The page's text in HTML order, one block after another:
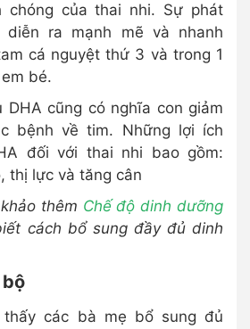
chóng của thai nhi. Sự phát
ra mạnh mẽ và nhanh
cá nguyệt thứ 3 và trong 1
bé.
DHA cũng có nghĩa con giảm
bệnh về tim. Những lợi ích
đối với thai nhi bao gồm:
thị lực và tăng cân
thêm Chế độ dinh dưỡng
cách bổ sung đầy đủ dinh
thấy các bà mẹ bổ sung đủ